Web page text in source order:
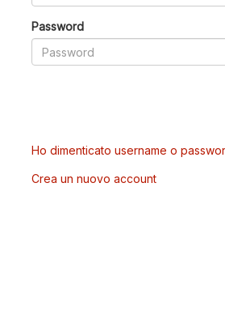
Password
Ho dimenticato username o
Crea un nuovo account